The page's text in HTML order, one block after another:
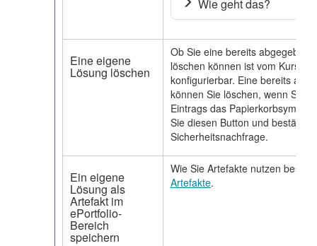
Wie geht das?
Eine eigene
Lösung löschen
Ob Sie eine bereits
löschen können ist vom
konfigurierbar. Eine bereits
können Sie löschen, wenn Sie
Eintrags das Papierkorbsymbol
Sie diesen Button und
Sicherheitsnachfrage.
Ein eigene
Lösung als
Artefakt im
ePortfolio-
Bereich
speichern
Wie Sie Artefakte nutzen
Artefakte.